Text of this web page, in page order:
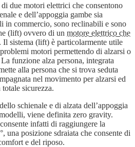
due motori elettrici che consentono
e dell’appoggia gambe sia
in commercio, sono reclinabili e sono
(lift) ovvero di un motore elettrico che
. Il sistema (lift) è particolarmente utile
motori permettendo di alzarsi o
funzione alza persona, integrata
alla persona che si trova seduta
nel movimento per alzarsi ed
sicurezza.
schienale e di alzata dell’appoggia
viene definita zero gravity.
infatti di raggiungere la
una posizione sdraiata che consente di
e del riposo.